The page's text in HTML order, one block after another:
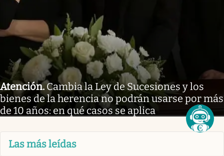
Atención.Cambia la Ley de Sucesiones y los
bienes de la herencia no podrán usarse por más
de 10 años: en qué casos se aplica
Las más leídas